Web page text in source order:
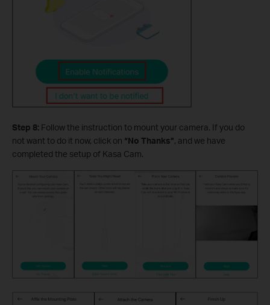
Step 8: Follow the instruction to mount your camera. If you do
not want to do it now, click on “No Thanks”, and we have
completed the setup of Kasa Cam.